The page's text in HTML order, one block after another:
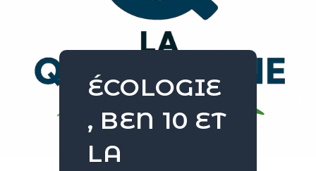
ÉCOLOGIE
, BEN 10 ET
LA